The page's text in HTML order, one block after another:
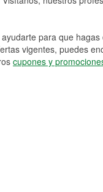
para que
vigentes, puedes
cupones y